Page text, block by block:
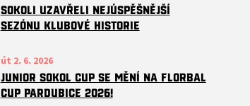
SOKOLI uzavřeli nejúspěšnější
sezónu klubové historie
út 2. 6. 2026
JUNIOR SOKOL CUP SE MĚNÍ NA FLORBAL
CUP PARDUBICE 2026!